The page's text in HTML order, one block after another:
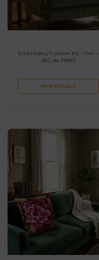
Embroidery Cushion Kit – Owl –
SEG de PARIS
VOIR DÉTAILS